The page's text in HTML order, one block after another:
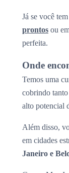
Já se você
prontos ou
perfeita.
Onde
Temos uma
cobrindo
alto potencial
Além disso,
em cidades
Janeiro e